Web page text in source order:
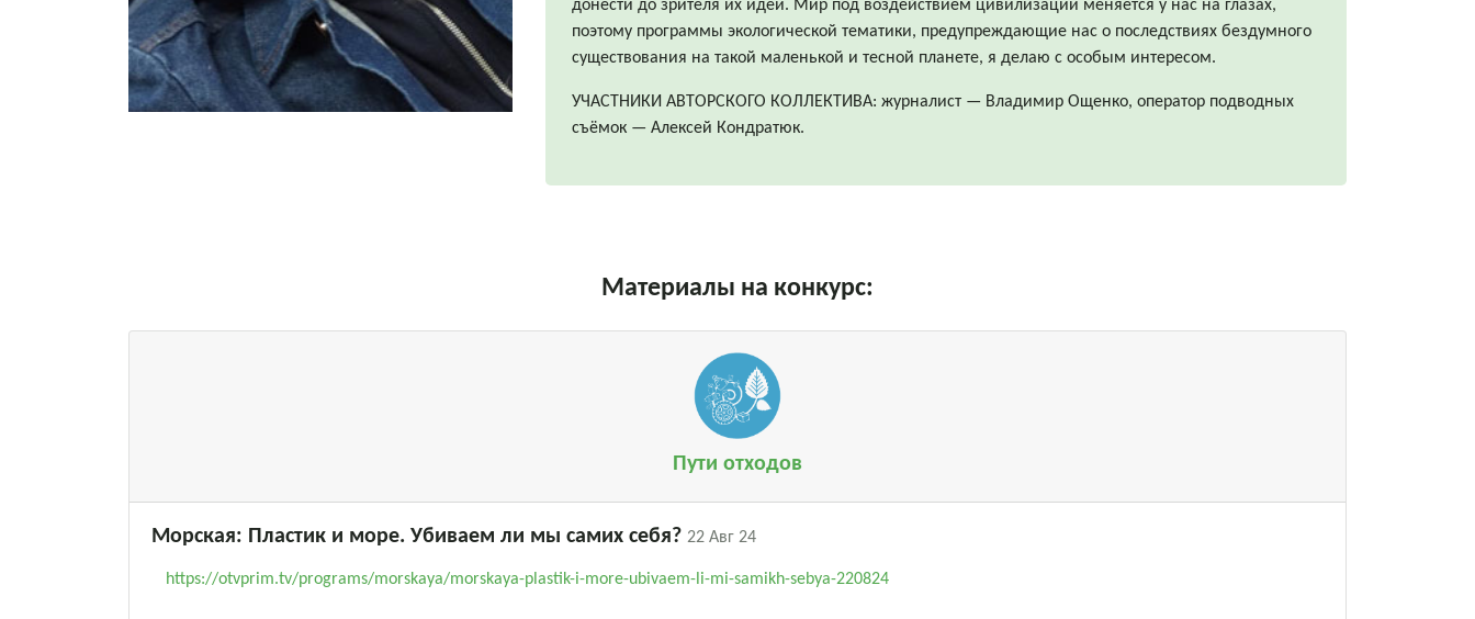
донести до зрителя их идеи. Мир под воздействием цивилизации меняется у нас на глазах,
поэтому программы экологической тематики, предупреждающие нас о последствиях бездумного
существования на такой маленькой и тесной планете, я делаю с особым интересом.
УЧАСТНИКИ АВТОРСКОГО КОЛЛЕКТИВА: журналист — Владимир Ощенко, оператор подводных
съёмок — Алексей Кондратюк.
Материалы на конкурс:
Пути отходов
Морская: Пластик и море. Убиваем ли мы самих себя? 22 Авг 24
https://otvprim.tv/programs/morskaya/morskaya-plastik-i-more-ubivaem-li-mi-samikh-sebya-220824